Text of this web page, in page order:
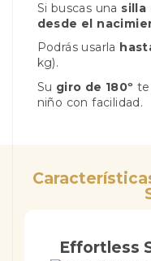
Si buscas una silla
desde el
Podrás usarla
kg).
Su giro de 180º te
niño con facilidad.
Effortless